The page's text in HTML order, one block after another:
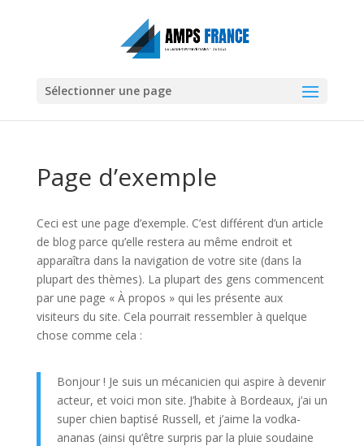
Sélectionner une page
Page d’exemple
Ceci est une page d’exemple. C’est différent d’un article
de blog parce qu’elle restera au même endroit et
apparaîtra dans la navigation de votre site (dans la
plupart des thèmes). La plupart des gens commencent
par une page « À propos » qui les présente aux
visiteurs du site. Cela pourrait ressembler à quelque
chose comme cela :
Bonjour ! Je suis un mécanicien qui aspire à devenir
acteur, et voici mon site. J’habite à Bordeaux, j’ai un
super chien baptisé Russell, et j’aime la vodka-
ananas (ainsi qu’être surpris par la pluie soudaine